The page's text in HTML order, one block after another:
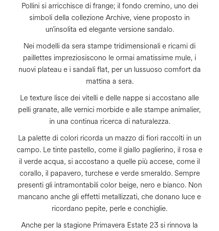
Pollini si arricchisce di frange; il fondo cremino, uno dei
simboli della collezione Archive, viene proposto in
un’insolita ed elegante versione sandalo.
Nei modelli da sera stampe tridimensionali e ricami di
paillettes impreziosiscono le ormai amatissime mule, i
nuovi plateau e i sandali flat, per un lussuoso comfort da
mattina a sera.
Le texture lisce dei vitelli e delle nappe si accostano alle
pelli granate, alle vernici morbide e alle stampe animalier,
in una continua ricerca di naturalezza.
La palette di colori ricorda un mazzo di fiori raccolti in un
campo. Le tinte pastello, come il giallo paglierino, il rosa e
il verde acqua, si accostano a quelle più accese, come il
corallo, il papavero, turchese e verde smeraldo. Sempre
presenti gli intramontabili color beige, nero e bianco. Non
mancano anche gli effetti metallizzati, che donano luce e
ricordano pepite, perle e conchiglie.
Anche per la stagione Primavera Estate 23 si rinnova la